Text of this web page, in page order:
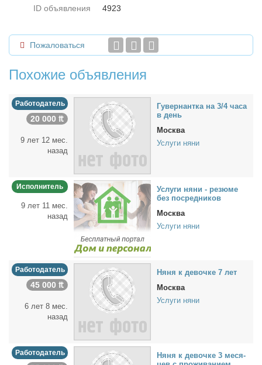
ID объявления 4923
Пожаловаться
Похожие объявления
Работодатель
20 000 ₶
9 лет 12 мес.
назад
Гу­вер­нант­ка на 3/4 ча­са
в день
Москва
Услуги няни
Исполнитель
9 лет 11 мес.
назад
Услу­ги ня­ни - ре­зю­ме
без по­сред­ни­ков
Москва
Услуги няни
Работодатель
45 000 ₶
6 лет 8 мес.
назад
Ня­ня к де­воч­ке 7 лет
Москва
Услуги няни
Работодатель
Ня­ня к де­воч­ке 3 ме­ся­